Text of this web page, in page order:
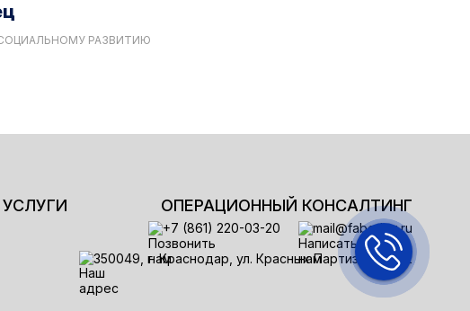
РАЗВИТИЮ
ОПЕРАЦИОННЫЙ КОНСАЛТИНГ
+7 (861) 220-03-20
mail@faberlex.ru
350049, г. Краснодар, ул. Красных Партизан, 144/2